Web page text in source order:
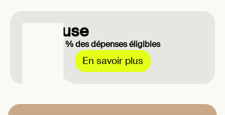
Toulouse
Jusqu'à 40 % des dépenses éligibles
En savoir plus